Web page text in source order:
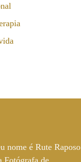
nome é Rute Raposo
Fotógrafa de